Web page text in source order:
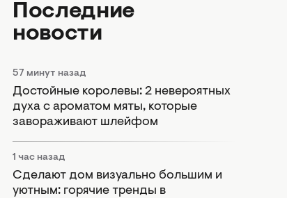
Последние
новости
57 минут назад
Достойные королевы: 2 невероятных
духа с ароматом мяты, которые
завораживают шлейфом
1 час назад
Сделают дом визуально большим и
уютным: горячие тренды в